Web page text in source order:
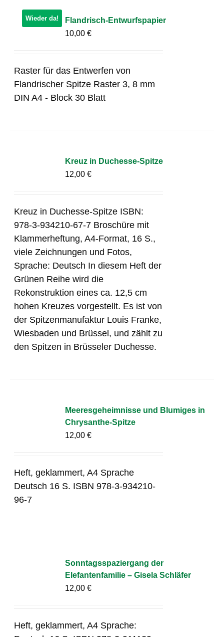
Wieder da!
Flandrisch-Entwurfspapier
10,00€
Raster für das Entwerfen von
Flandrischer Spitze Raster 3, 8 mm
DIN A4 - Block 30 Blatt
Kreuz in Duchesse-Spitze
12,00€
Kreuz in Duchesse-Spitze ISBN:
978-3-934210-67-7 Broschüre mit
Klammerheftung, A4-Format, 16 S.,
viele Zeichnungen und Fotos,
Sprache: Deutsch In diesem Heft der
Grünen Reihe wird die
Rekonstruktion eines ca. 12,5 cm
hohen Kreuzes vorgestellt. Es ist von
der Spitzenmanufaktur Louis Franke,
Wiesbaden und Brüssel, und zählt zu
den Spitzen in Brüsseler Duchesse.
Meeresgeheimnisse und Blumiges in
Chrysanthe-Spitze
12,00€
Heft, geklammert, A4 Sprache
Deutsch 16 S. ISBN 978-3-934210-
96-7
Sonntagsspaziergang der
Elefantenfamilie – Gisela Schläfer
12,00€
Heft, geklammert, A4 Sprache: